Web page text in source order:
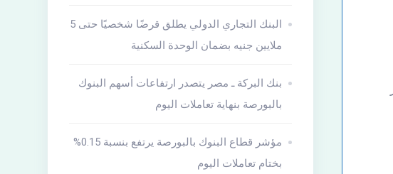
البنك التجاري الدولي يطلق قرضًا شخصيًا حتى 5
ملايين جنيه بضمان الوحدة السكنية
بنك البركة ـ مصر يتصدر ارتفاعات أسهم البنوك
بالبورصة بنهاية تعاملات اليوم
مؤشر قطاع البنوك بالبورصة يرتفع بنسبة 0.15%
بختام تعاملات اليوم